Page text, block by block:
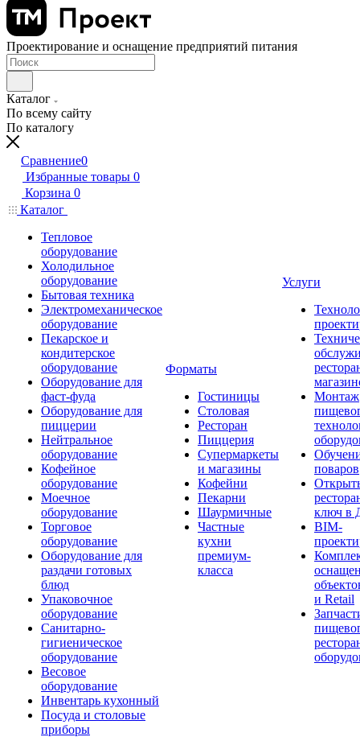
Проектирование и оснащение предприятий питания
Каталог
По всему сайту
По каталогу
Сравнение0
Избранные товары 0
Корзина 0
Каталог
Тепловое
оборудование
Холодильное
оборудование
Бытовая техника
Электромеханическое
оборудование
Пекарское и
кондитерское
оборудование
Оборудование для
фаст-фуда
Оборудование для
пиццерии
Нейтральное
оборудование
Кофейное
оборудование
Моечное
оборудование
Торговое
оборудование
Оборудование для
раздачи готовых
блюд
Упаковочное
оборудование
Санитарно-
гигиеническое
оборудование
Весовое
оборудование
Инвентарь кухонный
Посуда и столовые
приборы
Форматы
Гостиницы
Столовая
Ресторан
Пиццерия
Супермаркеты
и магазины
Кофейни
Пекарни
Шаурмичные
Частные
кухни
премиум-
класса
Услуги
Монтаж
поваров
ключ в
BIM-
и Retail